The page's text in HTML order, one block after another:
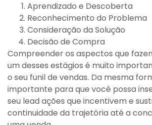
Aprendizado e Descoberta
Reconhecimento do Problema
Consideração da Solução
Decisão de Compra
Compreender os aspectos que
um desses estágios é muito
o seu funil de vendas. Da mesma
importante para que você possa
seu lead ações que incentivem e
continuidade da trajetória até a